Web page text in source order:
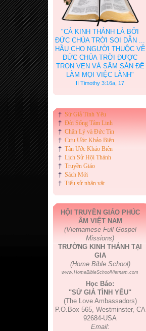
"CẢ KINH THÁNH LÀ BỞI
ĐỨC CHÚA TRỜI SOI DẪN ...
HẦU CHO NGƯỜI THUỘC VỀ
ĐỨC CHÚA TRỜI ĐƯỢC
TRỌN VẸN VÀ SẮM SẴN ĐỂ
LÀM MỌI VIỆC LÀNH"
II Timothy 3:16a, 17
† Sứ Giả Tình Yêu
† Đời Sống Tâm Linh
† Chân Lý và Đức Tin
† Cựu Ước Khảo Biên
† Tân Ước Khảo Biên
† Lịch Sử Hội Thánh
† Truyền Giáo
† Sách Mới
† Tiểu sử nhân vật
HỘI TRUYỀN GIÁO PHÚC
ÂM VIỆT NAM
(Vietnamese Full Gospel
Missions)
TRƯỜNG KINH THÁNH TẠI
GIA
(Home Bible School)
www.HomeBibleSchoolVietnam.com
Học Báo:
"SỨ GIẢ TÌNH YÊU"
(The Love Ambassadors)
P.O.Box 565, Westminster, CA
92684-USA
Email: